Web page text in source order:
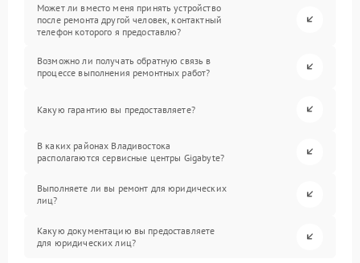
Может ли вместо меня принять устройство
после ремонта другой человек, контактный
телефон которого я предоставлю?
Возможно ли получать обратную связь в
процессе выполнения ремонтных работ?
Какую гарантию вы предоставляете?
В каких районах Владивостока
располагаются сервисные центры Gigabyte?
Выполняете ли вы ремонт для юридических
лиц?
Какую документацию вы предоставляете
для юридических лиц?